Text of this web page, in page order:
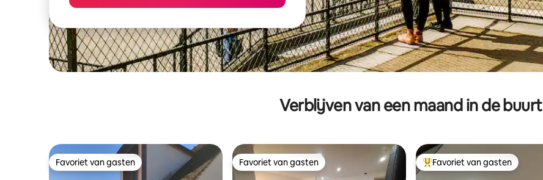
Verblijven van een maand in de buurt
Favoriet van gasten
Favoriet van gasten Favoriet van gasten
Favoriet van gasten Topfavoriet van gasten
Favoriet van gasten